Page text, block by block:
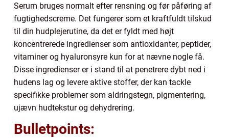
Serum bruges normalt efter rensning og før påføring af
fugtighedscreme. Det fungerer som et kraftfuldt tilskud
til din hudplejerutine, da det er fyldt med højt
koncentrerede ingredienser som antioxidanter, peptider,
vitaminer og hyaluronsyre kun for at nævne nogle få.
Disse ingredienser er i stand til at penetrere dybt ned i
hudens lag og levere aktive stoffer, der kan tackle
specifikke problemer som aldringstegn, pigmentering,
ujævn hudtekstur og dehydrering.
Bulletpoints: